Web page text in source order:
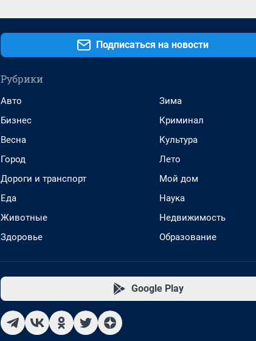
Подписаться на новости
Рубрики
Авто
Бизнес
Весна
Город
Дороги и транспорт
Еда
Животные
Здоровье
Зима
Криминал
Культура
Лето
Мой дом
Наука
Недвижимость
Образование
Google Play